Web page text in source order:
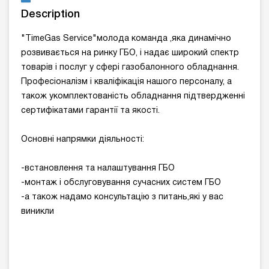
Description
"TimeGas Service"молода команда ,яка динамічно
розвивається на ринку ГБО, і надає широкий спектр
товарів і послуг у сфері газобалонного обладнання.
Професіоналізм і кваліфікація нашого персоналу, а
також укомплектованість обладнання підтвердженні
сертифікатами гарантії та якості.
Основні напрямки діяльності:
-встановлення та налаштування ГБО
-монтаж і обслуговування сучасних систем ГБО
-а також надамо консультацію з питань,які у вас
виникли